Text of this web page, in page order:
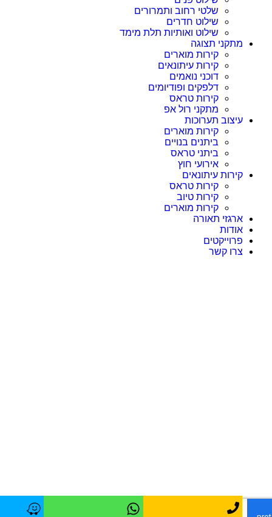
שלטי רחוב ותמרורים
שילוט חדרים
שילוט ואותיות תלת מימד
מתקני תצוגה
קירות מוארים
קירות עיתונאים
דוכני נואמים
דלפקים ופודיומים
קירות טראס
מתקני רול אפ
עיצוב תערוכות
קירות מוארים
ביתנים בנויים
ביתני טראס
אירועי חוץ
קירות עיתונאים
קירות טראס
קירות טיוב
קירות מוארים
ארגזי תאורה
אודות
פרוייקטים
צרו קשר